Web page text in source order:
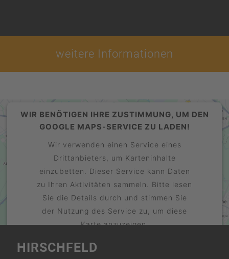
weitere Informationen
WIR BENÖTIGEN IHRE ZUSTIMMUNG, UM DEN
GOOGLE MAPS-SERVICE ZU LADEN!
Wir verwenden einen Service eines
Drittanbieters, um Karteninhalte
einzubetten. Dieser Service kann Daten
zu Ihren Aktivitäten sammeln. Bitte lesen
Sie die Details durch und stimmen Sie
der Nutzung des Service zu, um diese
Karte anzuzeigen.
Mehr Informationen
HIRSCHFELD